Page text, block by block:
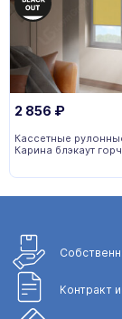
2 856 ₽
Кассетные
Карина блэкаут
Контракт